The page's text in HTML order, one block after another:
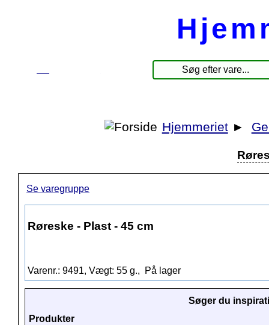
Hjemmeriet ►
Se varegruppe
Røreske - Plast - 45 cm
Varenr.: 9491, Vægt: 55 g., På lager
Søger du
Produkter